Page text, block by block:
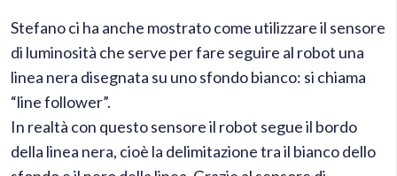
Stefano ci ha anche mostrato come utilizzare il sensore
di luminosità che serve per fare seguire al robot una
linea nera disegnata su uno sfondo bianco: si chiama
“line follower”.
In realtà con questo sensore il robot segue il bordo
della linea nera, cioè la delimitazione tra il bianco dello